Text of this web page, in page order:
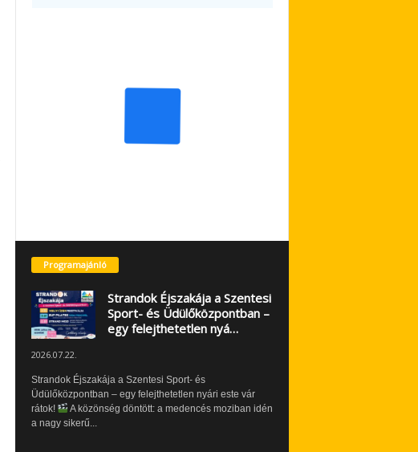
Programajánló
Strandok Éjszakája a Szentesi
Sport- és Üdülőközpontban –
egy felejthetetlen nyá…
2026.07.22.
Strandok Éjszakája a Szentesi Sport- és
Üdülőközpontban – egy felejthetetlen nyári este vár
rátok!
A közönség döntött: a medencés moziban idén
a nagy sikerű...